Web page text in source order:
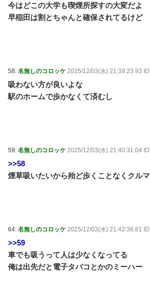
今はどこの大学も喫煙所探すの大変だよ
早稲田は割とちゃんと確保されてるけど
58: 名無しのコロッケ 2025/12/03(水) 21:39:23.93
吸わない方が良いよな
駅のホームで歩かなくて済むし
59: 名無しのコロッケ 2025/12/03(水) 21:40:31.04
>>58
煙草吸いたいから殆ど歩くことなくクル
64: 名無しのコロッケ 2025/12/03(水) 21:42:38.81
>>59
車でも吸うって人は少なくなってる
俺は出先だと電子タバコとかのミーハー